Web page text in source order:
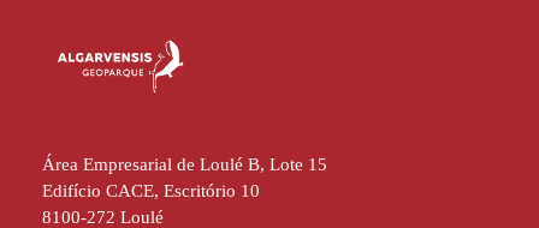
Área Empresarial de Loulé B, Lote 15
Edifício CACE, Escritório 10
8100-272 Loulé